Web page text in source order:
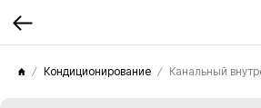
Кондиционирование